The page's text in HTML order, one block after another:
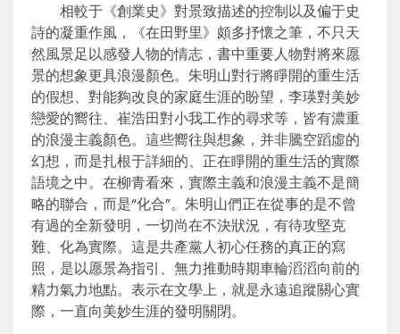
相較于《創業史》對景致描述的控制以及偏于史
詩的凝重作風，《在田野里》頗多抒懷之筆，不只天
然風景足以感發人物的情志，書中重要人物對將來愿
景的想象更具浪漫顏色。朱明山對行將睜開的重生活
的假想、對能夠改良的家庭生涯的盼望，李瑛對美妙
戀愛的嚮往、崔浩田對小我工作的尋求等，皆有濃重
的浪漫主義顏色。這些嚮往與想象，并非騰空蹈虛的
幻想，而是扎根于詳細的、正在睜開的重生活的實際
語境之中。在柳青看來，實際主義和浪漫主義不是簡
略的聯合，而是“化合”。朱明山們正在從事的是不曾
有過的全新發明，一切尚在不決狀況，有待攻堅克
難、化為實際。這是共產黨人初心任務的真正的寫
照，是以愿景為指引、無力推動時期車輪滔滔向前的
精力氣力地點。表示在文學上，就是永遠追蹤關心實
際，一直向美妙生涯的發明關閉。